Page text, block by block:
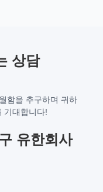
상담
함을 추구하며 귀하
기대합니다!
유한회사